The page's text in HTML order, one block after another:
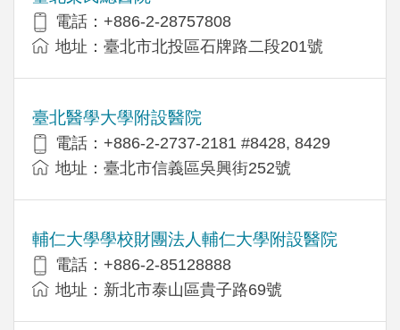
電話：+886-2-28757808
地址：臺北市北投區石牌路二段201號
臺北醫學大學附設醫院
電話：+886-2-2737-2181 #8428, 8429
地址：臺北市信義區吳興街252號
輔仁大學學校財團法人輔仁大學附設醫院
電話：+886-2-85128888
地址：新北市泰山區貴子路69號